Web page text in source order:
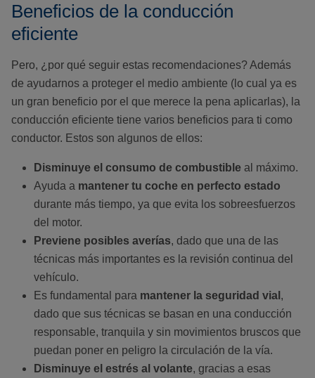
Beneficios de la conducción
eficiente
Pero, ¿por qué seguir estas recomendaciones? Además
de ayudarnos a proteger el medio ambiente (lo cual ya es
un gran beneficio por el que merece la pena aplicarlas), la
conducción eficiente tiene varios beneficios para ti como
conductor. Estos son algunos de ellos:
Disminuye el consumo de combustible al máximo.
Ayuda a mantener tu coche en perfecto estado
durante más tiempo, ya que evita los sobreesfuerzos
del motor.
Previene posibles averías, dado que una de las
técnicas más importantes es la revisión continua del
vehículo.
Es fundamental para mantener la seguridad vial ,
dado que sus técnicas se basan en una conducción
responsable, tranquila y sin movimientos bruscos que
puedan poner en peligro la circulación de la vía.
Disminuye el estrés al volante, gracias a esas